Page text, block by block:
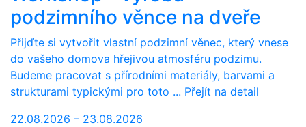
podzimního věnce na dveře
Přijďte si vytvořit vlastní podzimní věnec, který vnese
do vašeho domova hřejivou atmosféru podzimu.
Budeme pracovat s přírodními materiály, barvami a
strukturami typickými pro toto ... Přejít na detail
22.08.2026 – 23.08.2026